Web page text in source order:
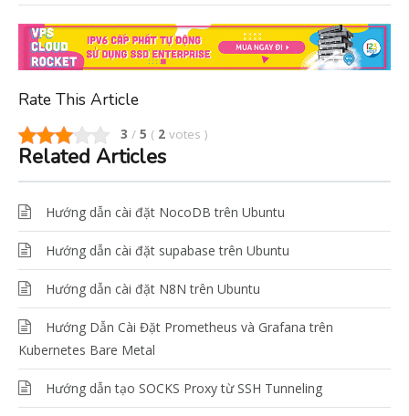
Rate This Article
3 / 5 ( 2 votes )
Related Articles
Hướng dẫn cài đặt NocoDB trên Ubuntu
Hướng dẫn cài đặt supabase trên Ubuntu
Hướng dẫn cài đặt N8N trên Ubuntu
Hướng Dẫn Cài Đặt Prometheus và Grafana trên
Kubernetes Bare Metal
Hướng dẫn tạo SOCKS Proxy từ SSH Tunneling